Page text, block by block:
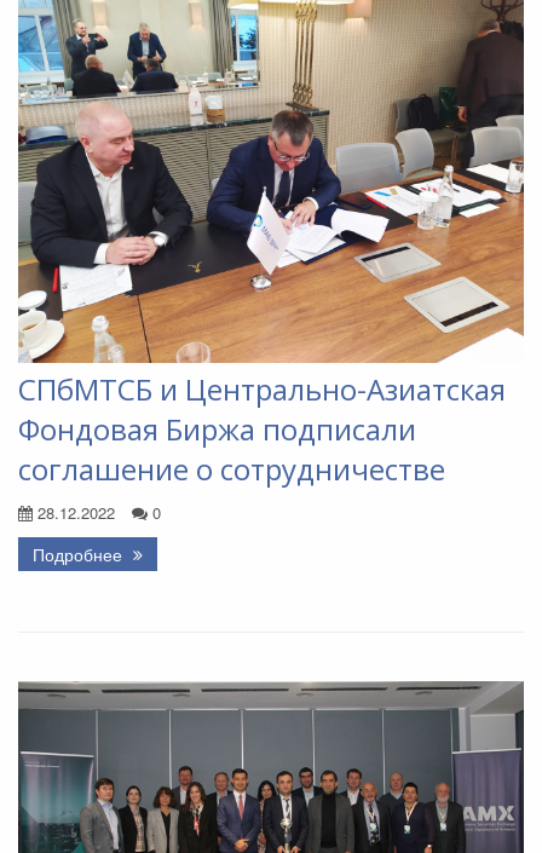
СПбМТСБ и Центрально-Азиатская
Фондовая Биржа подписали
соглашение о сотрудничестве
28.12.2022 0
Подробнее